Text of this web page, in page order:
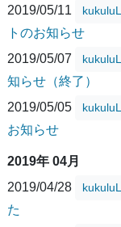
2019/05/11
トのお知らせ
2019/05/07
知らせ（終了）
2019/05/05
お知らせ
2019年 04月
2019/04/28
た